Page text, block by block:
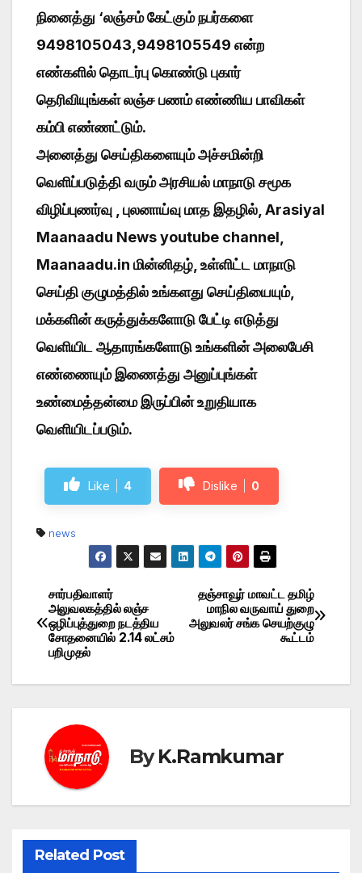
நினைத்து ‘லஞ்சம் கேட்கும் நபர்களை
9498105043,9498105549 என்ற
எண்களில் தொடர்பு கொண்டு புகார்
தெரிவியுங்கள் லஞ்ச பணம் எண்ணிய பாவிகள்
கம்பி எண்ணட்டும்.
அனைத்து செய்திகளையும் அச்சமின்றி
வெளிப்படுத்தி வரும் அரசியல் மாநாடு சமூக
விழிப்புணர்வு , புலனாய்வு மாத இதழில், Arasiyal
Maanaadu News youtube channel,
Maanaadu.in மின்னிதழ், உள்ளிட்ட மாநாடு
செய்தி குழுமத்தில் உங்களது செய்தியையும்,
மக்களின் கருத்துக்களோடு பேட்டி எடுத்து
வெளியிட ஆதாரங்களோடு உங்களின் அலைபேசி
எண்ணையும் இணைத்து அனுப்புங்கள்
உண்மைத்தன்மை இருப்பின் உறுதியாக
வெளியிடப்படும்.
Like 4 Dislike 0
news
Post
navigation
தஞ்சாவூர் மாவட்ட தமிழ்
மாநில வருவாய் துறை
அலுவலர் சங்க செயற்குழு
கூட்டம்
சார்பதிவாளர்
அலுவலகத்தில் லஞ்ச
ஒழிப்புத்துறை நடத்திய
சோதனையில் 2.14 லட்சம்
பறிமுதல்
ByK.Ramkumar
Related Post